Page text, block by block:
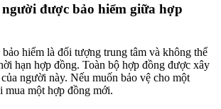
được bảo hiểm giữa hợp
hiểm là đối tượng trung tâm và không thể
hạn hợp đồng. Toàn bộ hợp đồng được xây
người này. Nếu muốn bảo vệ cho một
mua một hợp đồng mới.